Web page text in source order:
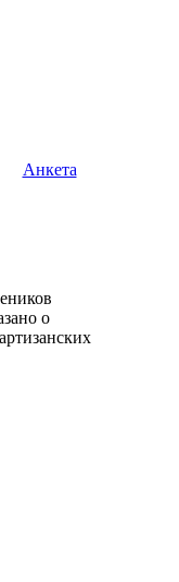
Анкета
о